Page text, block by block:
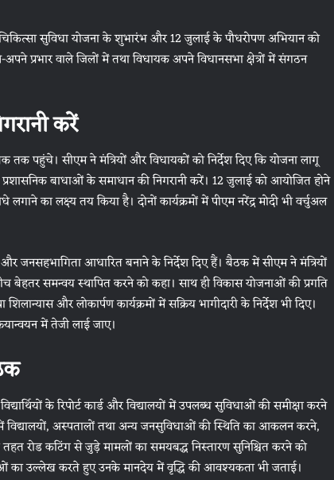
सुविधा योजना के शुभारंभ और 12 जुलाई के पौधरोपण अभियान को
प्रभार वाले जिलों में तथा विधायक अपने विधानसभा क्षेत्रों में संगठन
करें
तक पहुंचे। सीएम ने मंत्रियों और विधायकों को निर्देश दिए कि योजना लागू
बाधाओं के समाधान की निगरानी करें। 12 जुलाई को आयोजित होने
का लक्ष्य तय किया है। दोनों कार्यक्रमों में पीएम नरेंद्र मोदी भी वर्चुअल
जनसहभागिता आधारित बनाने के निर्देश दिए हैं। बैठक में सीएम ने मंत्रियों
बेहतर समन्वय स्थापित करने को कहा। साथ ही विकास योजनाओं की प्रगति
और लोकार्पण कार्यक्रमों में सक्रिय भागीदारी के निर्देश भी दिए।
में तेजी लाई जाए।
के रिपोर्ट कार्ड और विद्यालयों में उपलब्ध सुविधाओं की समीक्षा करने
विद्यालयों, अस्पतालों तथा अन्य जनसुविधाओं की स्थिति का आकलन करने,
रोड कटिंग से जुड़े मामलों का समयबद्ध निस्तारण सुनिश्चित करने को
का उल्लेख करते हुए उनके मानदेय में वृद्धि की आवश्यकता भी जताई।